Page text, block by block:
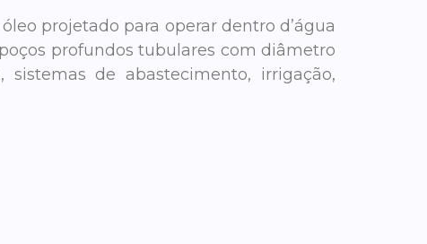
projetado para operar dentro d’água
profundos tubulares com diâmetro
de abastecimento, irrigação,